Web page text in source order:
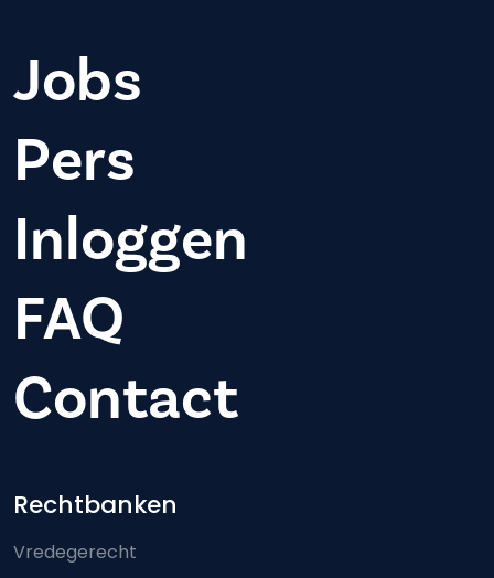
Jobs
Pers
Inloggen
FAQ
Contact
Footer-menu
Rechtbanken
Vredegerecht